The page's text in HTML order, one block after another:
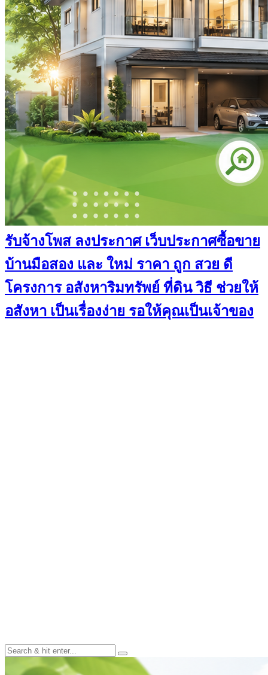
รับจ้างโพส ลงประกาศ เว็บประกาศซื้อขาย
บ้านมือสอง และ ใหม่ ราคา ถูก สวย ดี
โครงการ อสังหาริมทรัพย์ ที่ดิน วิธี ช่วยให้
อสังหา เป็นเรื่องง่าย รอให้คุณเป็นเจ้าของ